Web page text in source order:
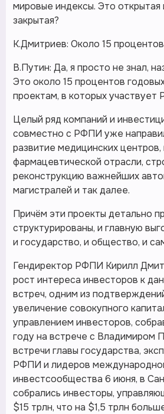
мировые индексы. Это
закрытая?
К.Дмитриев: Около 15
В.Путин: Да, я просто не знал,
Это около 15 процентов
проектам, в которых участвует
Целый ряд компаний и
совместно с РФПИ уже
развитие медицинских центров,
фармацевтической отрасли,
реконструкцию важнейших
магистралей и так далее.
Причём эти проекты детально
структурированы, и главную
и государство, и общество, и
Гендиректор РФПИ Кирилл
рост интереса инвесторов к
встреч, одним из
увеличение совокупного
управлением инвесторов,
году на встрече с Владимиром
встречи главы государства,
РФПИ и лидеров
инвестсообщества 6 июня, в
собрались инвесторы,
$15 трлн, что на $1,5 трлн